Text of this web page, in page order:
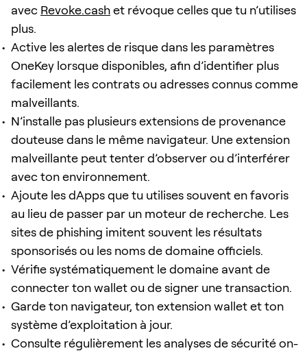
avec Revoke.cashet révoque celles que tu n’utilises
plus.
Active les alertes de risque dans les paramètres
OneKey lorsque disponibles, afin d’identifier plus
facilement les contrats ou adresses connus comme
malveillants.
N’installe pas plusieurs extensions de provenance
douteuse dans le même navigateur. Une extension
malveillante peut tenter d’observer ou d’interférer
avec ton environnement.
Ajoute les dApps que tu utilises souvent en favoris
au lieu de passer par un moteur de recherche. Les
sites de phishing imitent souvent les résultats
sponsorisés ou les noms de domaine officiels.
Vérifie systématiquement le domaine avant de
connecter ton wallet ou de signer une transaction.
Garde ton navigateur, ton extension wallet et ton
système d’exploitation à jour.
Consulte régulièrement les analyses de sécurité on-